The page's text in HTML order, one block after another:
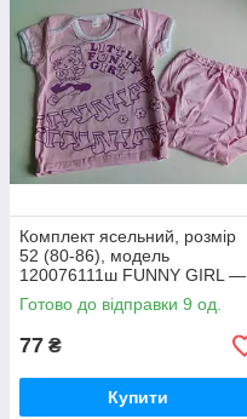
Комплект ясельний, розмір
52 (80-86), модель
120076111ш FUNNY GIRL —
рожевий
Готово до відправки 9 од.
77 ₴
Купити